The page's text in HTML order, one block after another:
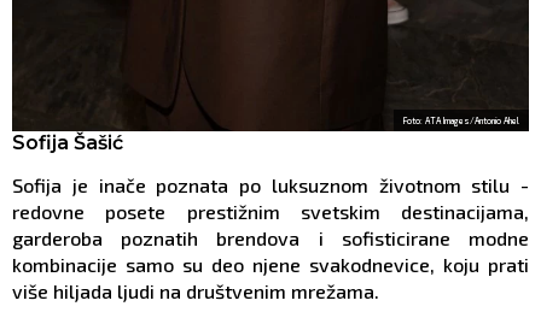
Foto: ATA Images/Antonio Ahel
Sofija Šašić
Sofija je inače poznata po luksuznom životnom stilu -
redovne posete prestižnim svetskim destinacijama,
garderoba poznatih brendova i sofisticirane modne
kombinacije samo su deo njene svakodnevice, koju prati
više hiljada ljudi na društvenim mrežama.